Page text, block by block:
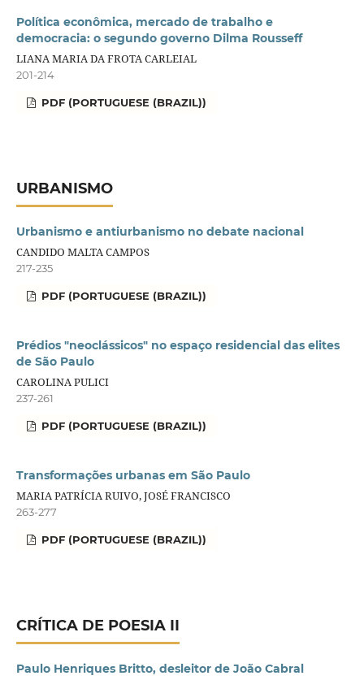
Política econômica, mercado de trabalho e
democracia: o segundo governo Dilma Rousseff
LIANA MARIA DA FROTA CARLEIAL
201-214
PDF (PORTUGUESE (BRAZIL))
URBANISMO
Urbanismo e antiurbanismo no debate nacional
CANDIDO MALTA CAMPOS
217-235
PDF (PORTUGUESE (BRAZIL))
Prédios "neoclássicos" no espaço residencial das elites
de São Paulo
CAROLINA PULICI
237-261
PDF (PORTUGUESE (BRAZIL))
Transformações urbanas em São Paulo
MARIA PATRÍCIA RUIVO, JOSÉ FRANCISCO
263-277
PDF (PORTUGUESE (BRAZIL))
CRÍTICA DE POESIA II
Paulo Henriques Britto, desleitor de João Cabral